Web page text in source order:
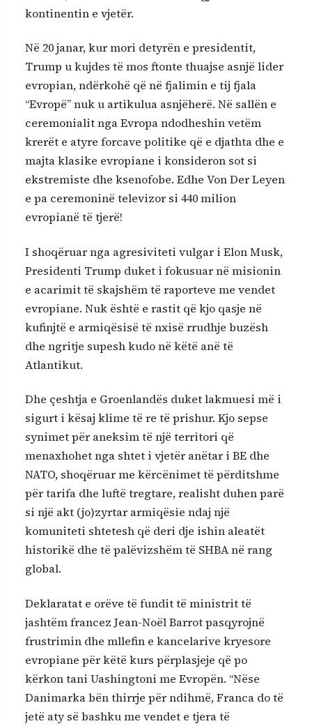
kontinentin e vjetër.
Në 20 janar, kur mori detyrën e presidentit,
Trump u kujdes të mos ftonte thuajse asnjë lider
evropian, ndërkohë që në fjalimin e tij fjala
“Evropë” nuk u artikulua asnjëherë. Në sallën e
ceremonialit nga Evropa ndodheshin vetëm
krerët e atyre forcave politike që e djathta dhe e
majta klasike evropiane i konsideron sot si
ekstremiste dhe ksenofobe. Edhe Von Der Leyen
e pa ceremoninë televizor si 440 milion
evropianë të tjerë!
I shoqëruar nga agresiviteti vulgar i Elon Musk,
Presidenti Trump duket i fokusuar në misionin
e acarimit të skajshëm të raporteve me vendet
evropiane. Nuk është e rastit që kjo qasje në
kufinjtë e armiqësisë të nxisë rrudhje buzësh
dhe ngritje supesh kudo në këtë anë të
Atlantikut.
Dhe çeshtja e Groenlandës duket lakmuesi më i
sigurt i kësaj klime të re të prishur. Kjo sepse
synimet për aneksim të një territori që
menaxhohet nga shtet i vjetër anëtar i BE dhe
NATO, shoqëruar me kërcënimet të përditshme
për tarifa dhe luftë tregtare, realisht duhen parë
si një akt (jo)zyrtar armiqësie ndaj një
komuniteti shtetesh që deri dje ishin aleatët
historikë dhe të palëvizshëm të SHBA në rang
global.
Deklaratat e orëve të fundit të ministrit të
jashtëm francez Jean-Noël Barrot pasqyrojnë
frustrimin dhe mllefin e kancelarive kryesore
evropiane për këtë kurs përplasjeje që po
kërkon tani Uashingtoni me Evropën. “Nëse
Danimarka bën thirrje për ndihmë, Franca do të
jetë aty së bashku me vendet e tjera të